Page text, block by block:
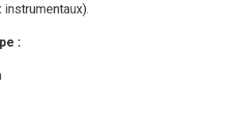
instrumentaux).
: